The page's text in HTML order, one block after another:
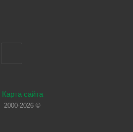
Карта сайта
2000-2026 ©